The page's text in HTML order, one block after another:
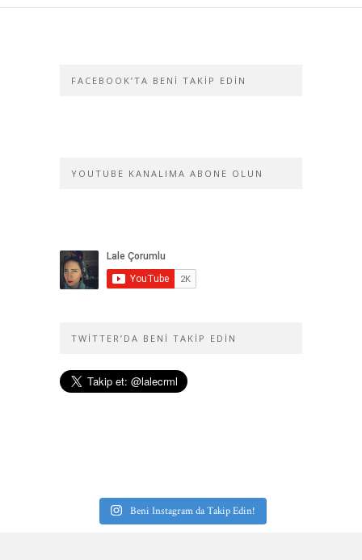
FACEBOOK’TA BENI TAKIP EDIN
YOUTUBE KANALIMA ABONE OLUN
TWITTER’DA BENI TAKIP EDIN
Beni Instagram da Takip Edin!